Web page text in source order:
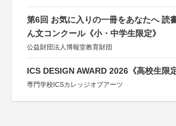
第6回 お気に入りの一冊をあなたへ 読
ん文コンクール《小・中学生限定》
公益財団法人博報堂教育財団
ICS DESIGN AWARD 2026《高校生限
専門学校ICSカレッジオブアーツ